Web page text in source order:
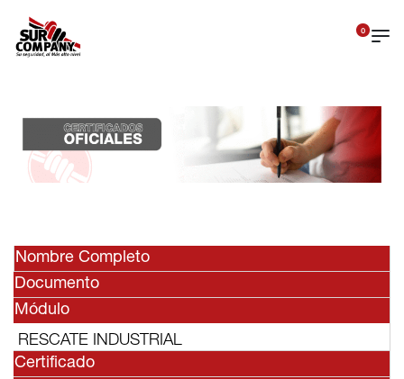
0
Nombre Completo
Documento
Módulo
RESCATE INDUSTRIAL
Certificado